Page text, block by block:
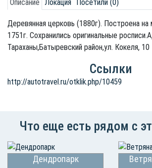
Описание Локация Посетили (0)
Деревянная церковь (1880г). Построена
1751г. Сохранились оригинальные
Тараханы,Батыревский район,ул. Кокеля, 10
Ссылки
http://autotravel.ru/otklik.php/10459
Что еще есть рядом с
Дендропарк